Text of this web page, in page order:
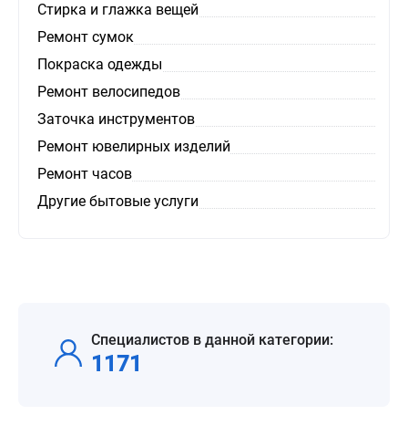
Стирка и глажка вещей
Ремонт сумок
Покраска одежды
Ремонт велосипедов
Заточка инструментов
Ремонт ювелирных изделий
Ремонт часов
Другие бытовые услуги
Специалистов в данной категории:
1171